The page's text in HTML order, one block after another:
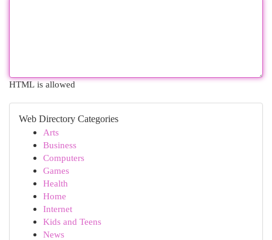
HTML is allowed
Web Directory Categories
Arts
Business
Computers
Games
Health
Home
Internet
Kids and Teens
News